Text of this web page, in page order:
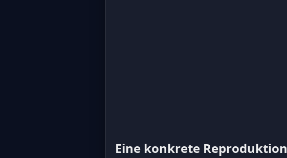
Eine konkrete Reproduktion